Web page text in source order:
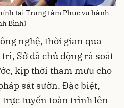
tại Trung tâm Phục vụ hành
Bình)
nghệ, thời gian qua
Sở đã chủ động rà soát
kịp thời tham mưu cho
sát sườn. Đặc biệt,
trực tuyến toàn trình lên